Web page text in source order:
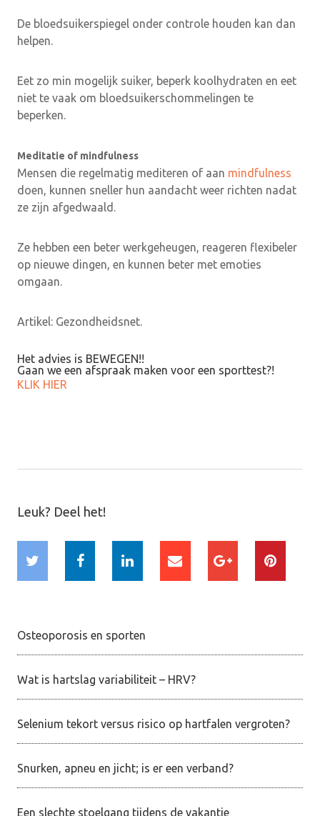
De bloedsuikerspiegel onder controle houden kan dan
helpen.
Eet zo min mogelijk suiker, beperk koolhydraten en eet
niet te vaak om bloedsuikerschommelingen te
beperken.
Meditatie of mindfulness
Mensen die regelmatig mediteren of aan mindfulness
doen, kunnen sneller hun aandacht weer richten nadat
ze zijn afgedwaald.
Ze hebben een beter werkgeheugen, reageren flexibeler
op nieuwe dingen, en kunnen beter met emoties
omgaan.
Artikel: Gezondheidsnet.
Het advies is BEWEGEN!!
Gaan we een afspraak maken voor een sporttest?!
KLIK HIER
Leuk? Deel het!
Osteoporosis en sporten
Wat is hartslag variabiliteit – HRV?
Selenium tekort versus risico op hartfalen vergroten?
Snurken, apneu en jicht; is er een verband?
Een slechte stoelgang tijdens de vakantie